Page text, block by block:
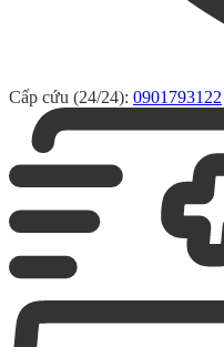
Cấp cứu (24/24): 0901793122